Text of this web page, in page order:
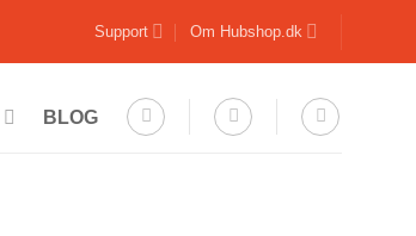
Support Om Hubshop.dk
BLOG